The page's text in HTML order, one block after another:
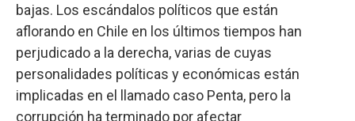
bajas. Los escándalos políticos que están
aflorando en Chile en los últimos tiempos han
perjudicado a la derecha, varias de cuyas
personalidades políticas y económicas están
implicadas en el llamado caso Penta, pero la
corrupción ha terminado por afectar